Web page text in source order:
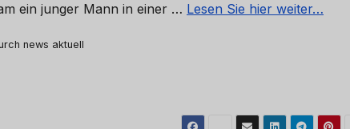
ein junger Mann in einer … Lesen Sie hier weiter…
news aktuell